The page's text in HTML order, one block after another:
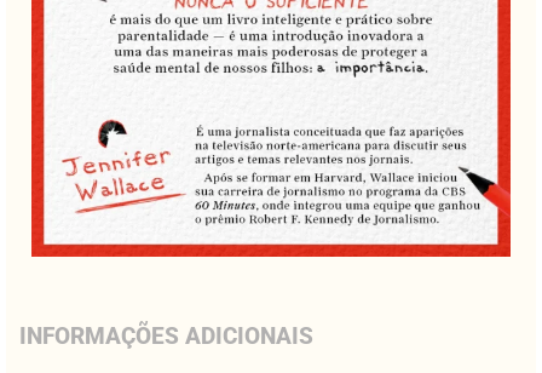
INFORMAÇÕES ADICIONAIS